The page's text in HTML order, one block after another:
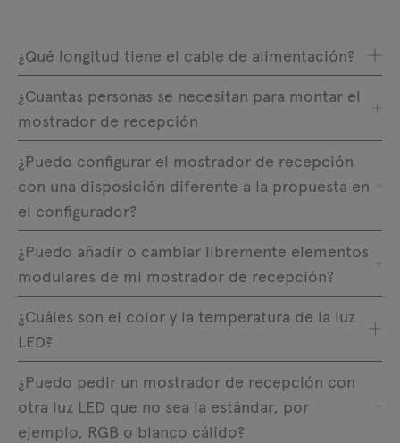
¿Qué longitud tiene el cable de alimentación?
¿Cuantas personas se necesitan para montar el
mostrador de recepción
¿Puedo configurar el mostrador de recepción
con una disposición diferente a la propuesta en
el configurador?
¿Puedo añadir o cambiar libremente elementos
modulares de mi mostrador de recepción?
¿Cuáles son el color y la temperatura de la luz
LED?
¿Puedo pedir un mostrador de recepción con
otra luz LED que no sea la estándar, por
ejemplo, RGB o blanco cálido?